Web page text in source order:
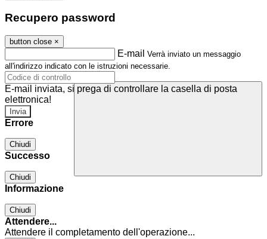
Recupero password
button close ×
E-mail Verrà inviato un messaggio
all'indirizzo indicato con le istruzioni necessarie.
E-mail inviata, si prega di controllare la casella di posta
elettronica!
Errore
Chiudi
Successo
Chiudi
Informazione
Chiudi
Attendere...
Attendere il completamento dell'operazione...